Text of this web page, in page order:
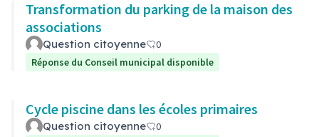
Transformation du parking de la maison des
associations
Question citoyenne
0
Réponse du Conseil municipal disponible
Cycle piscine dans les écoles primaires
Question citoyenne
0